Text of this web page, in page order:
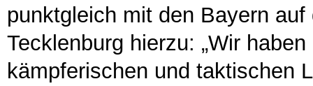
punktgleich mit den Bayern
Tecklenburg hierzu: „Wir
kämpferischen und taktischen